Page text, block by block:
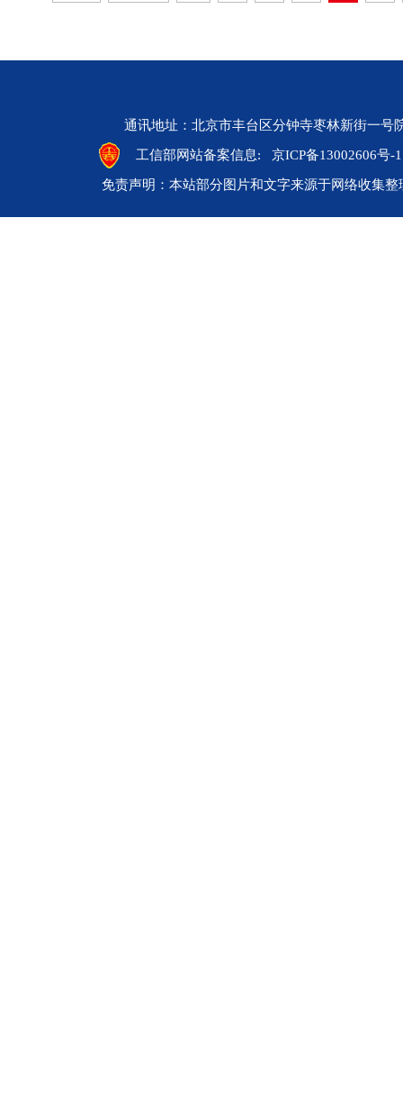
通讯地址：北京市丰台区分钟寺枣林新街一
工信部网站备案信息: 京ICP备13002606号-1
免责声明：本站部分图片和文字来源于网络收集